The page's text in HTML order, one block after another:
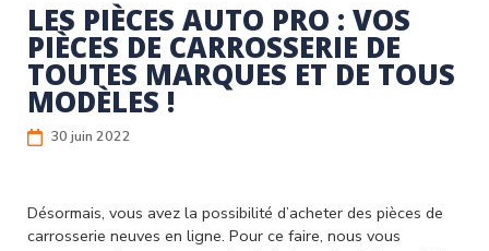
LES PIÈCES AUTO PRO : VOS
PIÈCES DE CARROSSERIE DE
TOUTES MARQUES ET DE TOUS
MODÈLES !
30 juin 2022
Désormais, vous avez la possibilité d’acheter des pièces de
carrosserie neuves en ligne. Pour ce faire, nous vous